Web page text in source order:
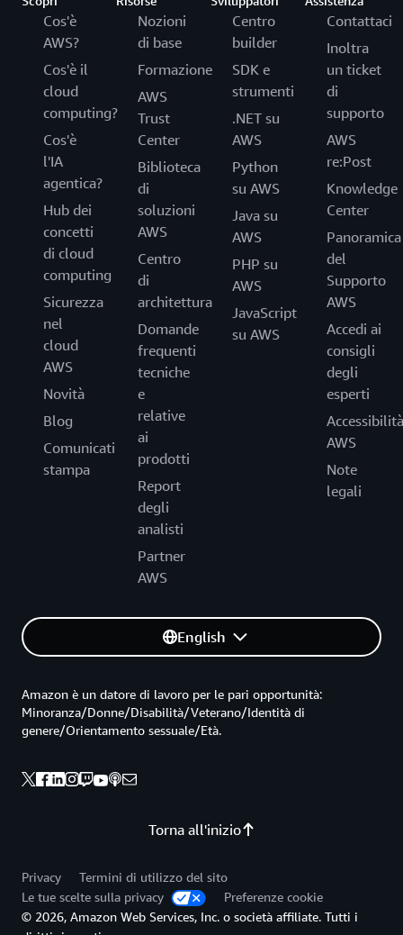
Cos'è
AWS?
Cos'è il
cloud
computing?
Cos'è
l'IA
agentica?
Hub dei
concetti
di cloud
computing
Sicurezza
nel
cloud
AWS
Novità
Blog
Comunicati
stampa
Nozioni
di base
Formazione
AWS
Trust
Center
Biblioteca
di
soluzioni
AWS
Centro
di
architettura
Domande
frequenti
tecniche
e
relative
ai
prodotti
Report
degli
analisti
Partner
AWS
Centro
builder
SDK e
strumenti
.NET su
AWS
Python
su AWS
Java su
AWS
PHP su
AWS
JavaScript
su AWS
Contattaci
Inoltra
un ticket
di
supporto
AWS
re:Post
Knowledge
Center
Panoramica
del
Supporto
AWS
Accedi ai
consigli
degli
esperti
Accessibilità
AWS
Note
legali
English
Torna all'inizio
Amazon è un datore di lavoro per le pari opportunità:
Minoranza/Donne/Disabilità/Veterano/Identità di
genere/Orientamento sessuale/Età.
Privacy
Termini di utilizzo del sito
Le tue scelte sulla privacy
Preferenze cookie
© 2026, Amazon Web Services, Inc. o società affiliate. Tutti i